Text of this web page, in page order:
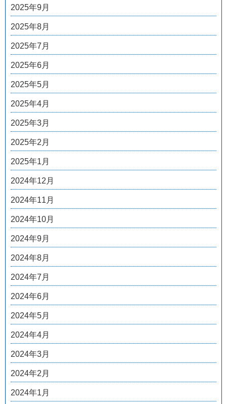
2025年9月
2025年8月
2025年7月
2025年6月
2025年5月
2025年4月
2025年3月
2025年2月
2025年1月
2024年12月
2024年11月
2024年10月
2024年9月
2024年8月
2024年7月
2024年6月
2024年5月
2024年4月
2024年3月
2024年2月
2024年1月